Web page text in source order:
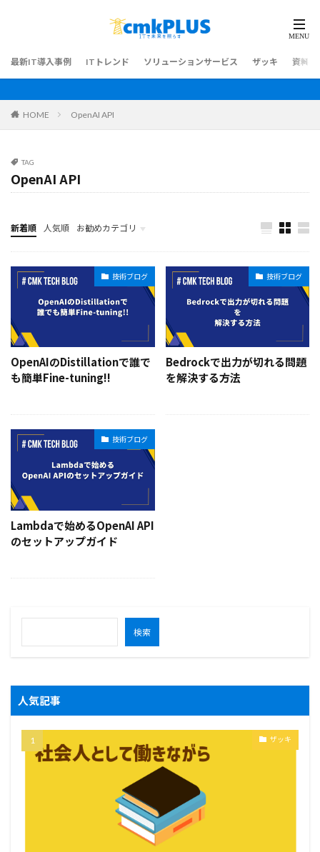
最新IT導入事例 ITトレンド ソリューションサービス ザッキ 資料ダ
HOME OpenAI API
TAG
OpenAI API
新着順 人気順 お勧めカテゴリ
最新IT導入事例
技術ブログ
OpenAIのDistillationで誰で
も簡単Fine-tuning!!
技術ブログ
Bedrockで出力が切れる問題
を解決する方法
技術ブログ
Lambdaで始めるOpenAI API
のセットアップガイド
検索
人気記事
ザッキ